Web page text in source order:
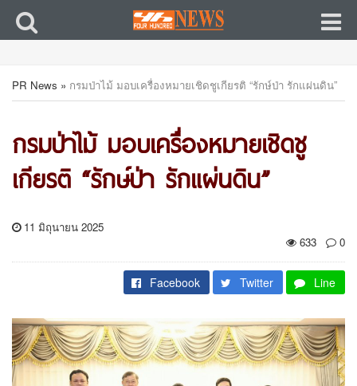
PR News » กรมป่าไม้ มอบเครื่องหมายเชิดชูเกียรติ “รักษ์ป่า รักแผ่นดิน”
กรมป่าไม้ มอบเครื่องหมายเชิดชู
เกียรติ “รักษ์ป่า รักแผ่นดิน”
11 มิถุนายน 2025
633
0
Facebook Twitter Line